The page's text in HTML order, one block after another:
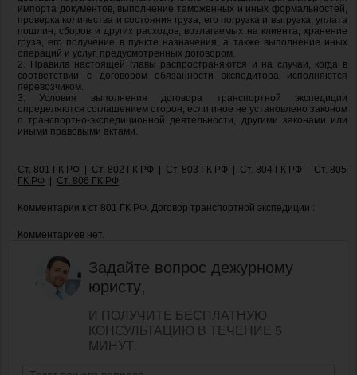
импорта документов, выполнение таможенных и иных формальностей,
проверка количества и состояния груза, его погрузка и выгрузка, уплата
пошлин, сборов и других расходов, возлагаемых на клиента, хранение
груза, его получение в пункте назначения, а также выполнение иных
операций и услуг, предусмотренных договором.
2. Правила настоящей главы распространяются и на случаи, когда в
соответствии с договором обязанности экспедитора исполняются
перевозчиком.
3. Условия выполнения договора транспортной экспедиции
определяются соглашением сторон, если иное не установлено законом
о транспортно-экспедиционной деятельности, другими законами или
иными правовыми актами.
Ст. 801 ГК РФ Ст. 802 ГК РФ Ст. 803 ГК РФ Ст. 804 ГК РФ
Ст. 805
ГК РФ
Ст. 806 ГК РФ
Комментарии к ст 801 ГК РФ. Договор транспортной экспедиции :
Комментариев нет.
Задайте вопрос дежурному
юристу,
И ПОЛУЧИТЕ БЕСПЛАТНУЮ
КОНСУЛЬТАЦИЮ В ТЕЧЕНИЕ 5
МИНУТ.